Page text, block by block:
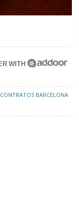
CONTRATOS BARCELONA